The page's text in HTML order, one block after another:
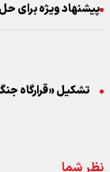
پیشنهاد ویژه برای
تشکیل «قرارگاه